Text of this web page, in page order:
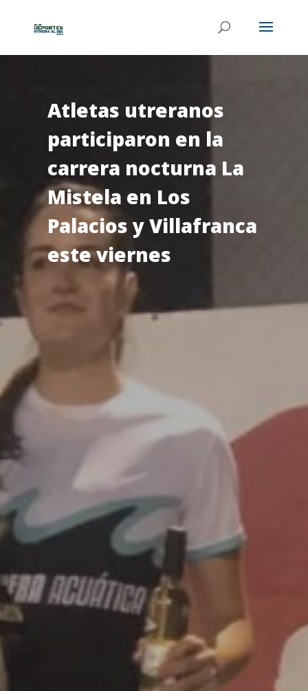
Atletas utreranos
participaron en la
carrera nocturna La
Mistela en Los
Palacios y Villafranca
este viernes